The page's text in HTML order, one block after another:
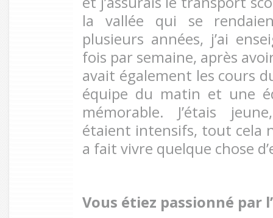
la vallée qui se
plusieurs années, j’ai
fois par semaine, après
avait également les cours
équipe du matin et une
mémorable. J’étais
étaient intensifs, tout cela
a fait vivre quelque chose
Vous étiez passionné par